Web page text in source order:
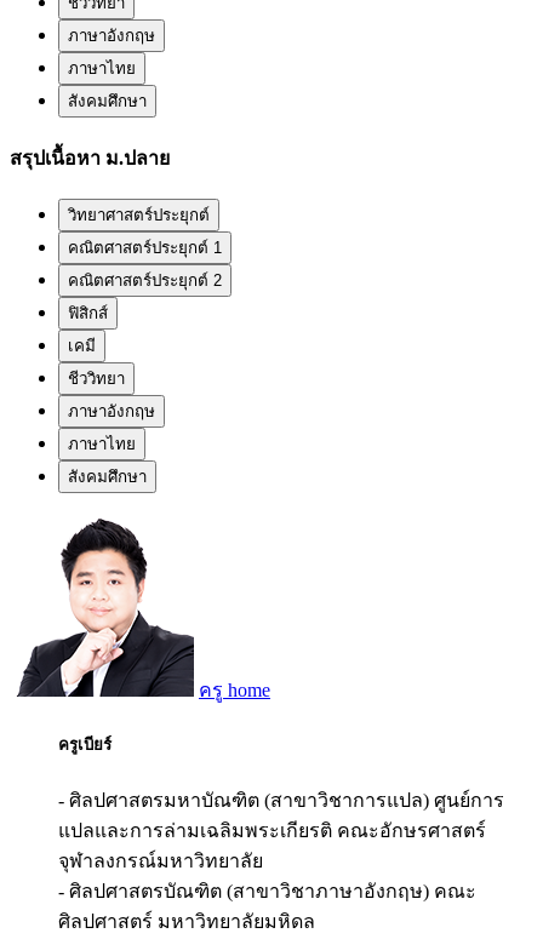
ภาษาอังกฤษ
ภาษาไทย
สังคมศึกษา
สรุปเนื้อหา ม.ปลาย
วิทยาศาสตร์ประยุกต์
คณิตศาสตร์ประยุกต์ 1
คณิตศาสตร์ประยุกต์ 2
ฟิสิกส์
เคมี
ชีววิทยา
ภาษาอังกฤษ
ภาษาไทย
สังคมศึกษา
ครู home
ครูเบียร์
- ศิลปศาสตรมหาบัณฑิต (สาขาวิชาการแปล) ศูนย์การ
แปลและการล่ามเฉลิมพระเกียรติ คณะอักษรศาสตร์
จุฬาลงกรณ์มหาวิทยาลัย
- ศิลปศาสตรบัณฑิต (สาขาวิชาภาษาอังกฤษ) คณะ
ศิลปศาสตร์ มหาวิทยาลัยมหิดล